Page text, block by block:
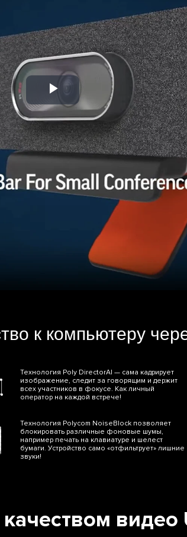
Play
Video
к компьютеру
Технология Poly DirectorAI — сама кадрирует
изображение, следит за говорящим и держит
всех участников в фокусе. Как личный
оператор на каждой встрече!
Технология Polycom NoiseBlock позволяет
блокировать различные фоновые шумы,
например печать на клавиатуре и шелест
бумаги. Устройство само «отфильтрует» лишние
звуки!
видео